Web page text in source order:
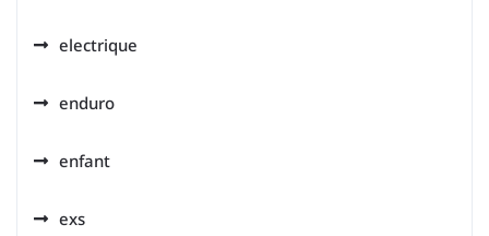
electrique
enduro
enfant
exs